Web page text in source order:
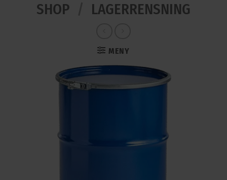
SHOP LAGERRENSNING
MENY